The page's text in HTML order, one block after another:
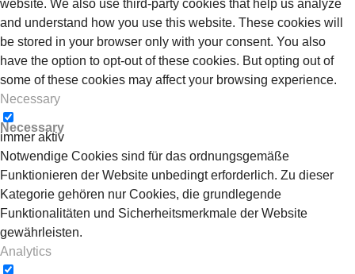
website. We also use third-party cookies that help us analyze
and understand how you use this website. These cookies will
be stored in your browser only with your consent. You also
have the option to opt-out of these cookies. But opting out of
some of these cookies may affect your browsing experience.
Necessary
Necessary
immer aktiv
Notwendige Cookies sind für das ordnungsgemäße
Funktionieren der Website unbedingt erforderlich. Zu dieser
Kategorie gehören nur Cookies, die grundlegende
Funktionalitäten und Sicherheitsmerkmale der Website
gewährleisten.
Analytics